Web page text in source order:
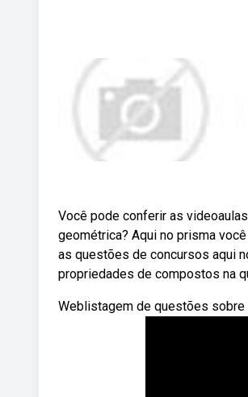
Você pode conferir as
geométrica? Aqui no prisma
as questões de concursos aqui
propriedades de compostos na
Weblistagem de questões sobre